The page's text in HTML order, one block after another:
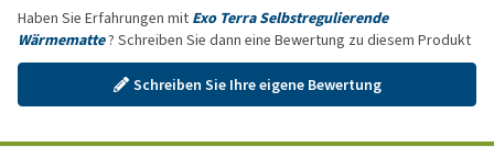
Haben Sie Erfahrungen mit Exo Terra Selbstregulierende
Wärmematte? Schreiben Sie dann eine Bewertung zu diesem Produkt
Schreiben Sie Ihre eigene Bewertung